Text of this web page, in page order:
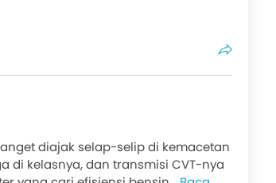
diajak selap-selip di kemacetan
di kelasnya, dan transmisi CVT-nya